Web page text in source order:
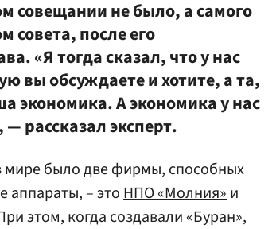
совещании не было, а самого
после его
«Я тогда сказал, что у нас
вы обсуждаете и хотите, а та,
экономика. А экономика у нас
рассказал эксперт.
мире было две фирмы, способных
аппараты, – этоНПО «Молния»и
этом, когда создавали «Буран»,